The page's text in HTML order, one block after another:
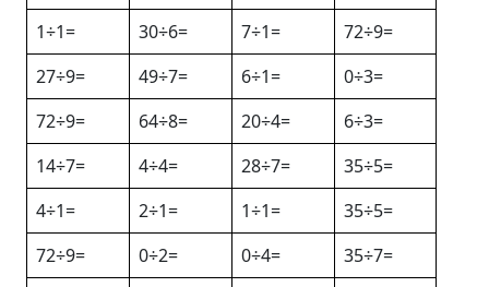
1÷1=
30÷6= 7÷1=
72÷9=
27÷9=
49÷7= 6÷1=
0÷3=
72÷9=
64÷8= 20÷4=
6÷3=
14÷7=
4÷4= 28÷7=
35÷5=
4÷1=
2÷1= 1÷1=
35÷5=
72÷9=
0÷2= 0÷4=
35÷7=